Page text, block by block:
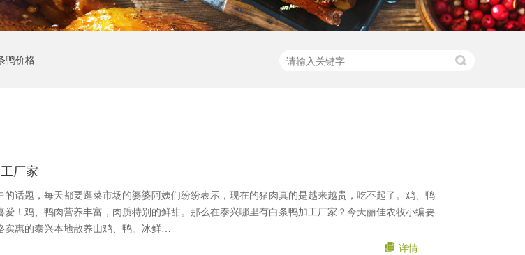
鸭价格
厂家
话题，每天都要逛菜市场的婆婆阿姨们纷纷表示，现在的猪肉真的是越来越贵，吃不起了。鸡、鸭
！鸡、鸭肉营养丰富，肉质特别的鲜甜。那么在泰兴哪里有白条鸭加工厂家？今天丽佳农牧小编要
实惠的泰兴本地散养山鸡、鸭。冰鲜…
详情